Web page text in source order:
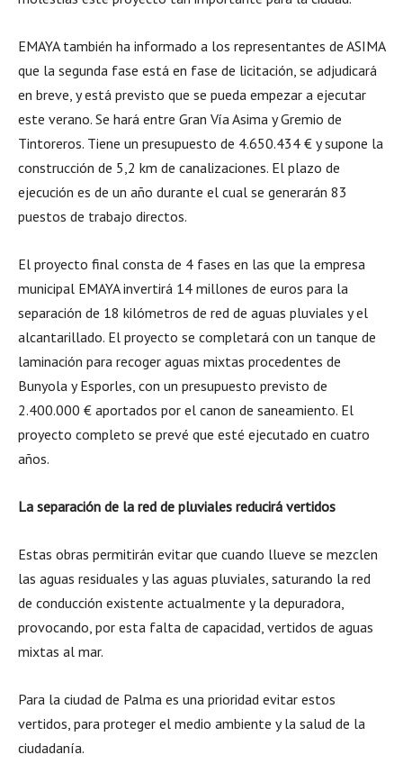
EMAYA también ha informado a los representantes de ASIMA
que la segunda fase está en fase de licitación, se adjudicará
en breve, y está previsto que se pueda empezar a ejecutar
este verano. Se hará entre Gran Vía Asima y Gremio de
Tintoreros. Tiene un presupuesto de 4.650.434 € y supone la
construcción de 5,2 km de canalizaciones. El plazo de
ejecución es de un año durante el cual se generarán 83
puestos de trabajo directos.
El proyecto final consta de 4 fases en las que la empresa
municipal EMAYA invertirá 14 millones de euros para la
separación de 18 kilómetros de red de aguas pluviales y el
alcantarillado. El proyecto se completará con un tanque de
laminación para recoger aguas mixtas procedentes de
Bunyola y Esporles, con un presupuesto previsto de
2.400.000 € aportados por el canon de saneamiento. El
proyecto completo se prevé que esté ejecutado en cuatro
años.
La separación de la red de pluviales reducirá vertidos
Estas obras permitirán evitar que cuando llueve se mezclen
las aguas residuales y las aguas pluviales, saturando la red
de conducción existente actualmente y la depuradora,
provocando, por esta falta de capacidad, vertidos de aguas
mixtas al mar.
Para la ciudad de Palma es una prioridad evitar estos
vertidos, para proteger el medio ambiente y la salud de la
ciudadanía.